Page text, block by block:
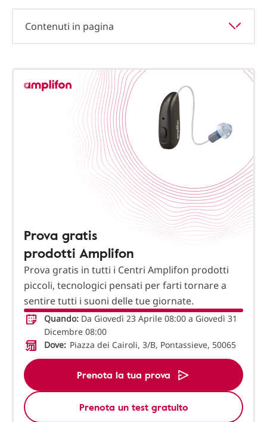
Contenuti in pagina
Prova gratis
prodotti Amplifon
Prova gratis in tutti i Centri Amplifon prodotti
piccoli, tecnologici pensati per farti tornare a
sentire tutti i suoni delle tue giornate.
Quando: Da Giovedì 23 Aprile 08:00 a Giovedì 31
Dicembre 08:00
Dove: Piazza dei Cairoli, 3/B, Pontassieve, 50065
Prenota la tua prova
Prenota un test gratuito